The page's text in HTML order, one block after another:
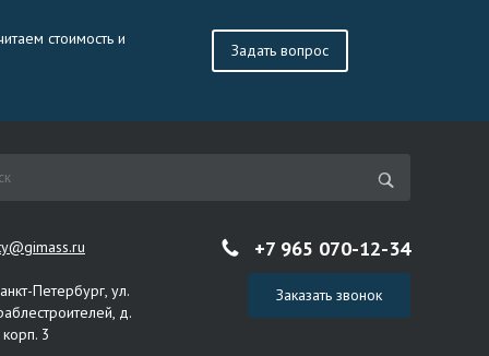
стоимость и
Задать вопрос
Петербург, ул.
д.
3
+7 965 070-12-34
Заказать звонок